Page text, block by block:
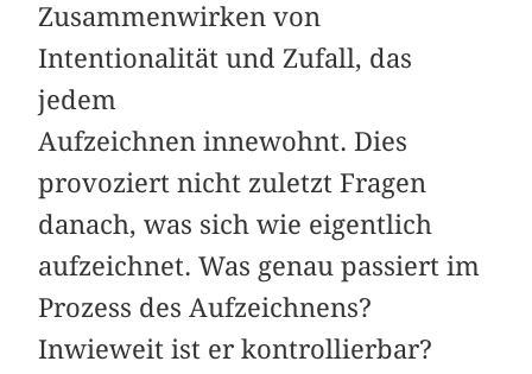
Zusammenwirken von
Intentionalität und Zufall, das
jedem
Aufzeichnen innewohnt. Dies
provoziert nicht zuletzt Fragen
danach, was sich wie eigentlich
aufzeichnet. Was genau passiert im
Prozess des Aufzeichnens?
Inwieweit ist er kontrollierbar?